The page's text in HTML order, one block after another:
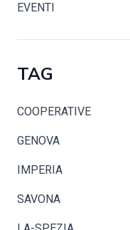
EVENTI
TAG
COOPERATIVE
GENOVA
IMPERIA
SAVONA